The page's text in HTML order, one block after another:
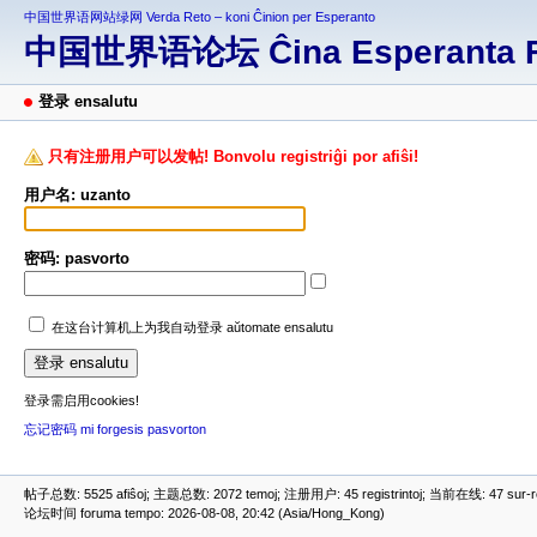
中国世界语网站绿网 Verda Reto – koni Ĉinion per Esperanto
中国世界语论坛 Ĉina Esperanta
登录 ensalutu
只有注册用户可以发帖! Bonvolu registriĝi por afiŝi!
用户名: uzanto
密码: pasvorto
在这台计算机上为我自动登录 aŭtomate ensalutu
登录需启用cookies!
忘记密码 mi forgesis pasvorton
帖子总数: 5525 afiŝoj; 主题总数: 2072 temoj; 注册用户: 45 registrintoj; 当前在线: 47
论坛时间 foruma tempo: 2026-08-08, 20:42 (Asia/Hong_Kong)